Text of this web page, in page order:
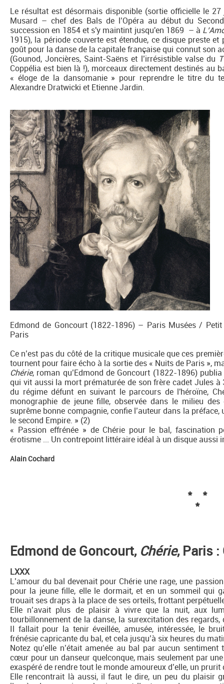
Le résultat est désormais disponible (sortie officielle le
Musard – chef des Bals de l’Opéra au début du
succession en 1854 et s'y maintint jusqu'en 1869 – à
1915), la période couverte est étendue, ce disque preste
goût pour la danse de la capitale française qui connut son
(Gounod, Joncières, Saint-Saëns et l’irrésistible valse du
Coppélia est bien là !), morceaux directement destinés au
« éloge de la dansomanie » pour reprendre le titre du
Alexandre Dratwicki et Etienne Jardin.
Edmond de Goncourt (1822-1896) – Paris Musées /
Paris
Ce n’est pas du côté de la critique musicale que ces
tournent pour faire écho à la sortie des « Nuits de Paris »,
Chérie, roman qu’Edmond de Goncourt (1822-1896)
qui vit aussi la mort prématurée de son frère cadet Jules
du régime défunt en suivant le parcours de l'héroïne,
monographie de jeune fille, observée dans le milieu
suprême bonne compagnie, confie l’auteur dans la
le second Empire. » (2)
« Passion effrénée » de Chérie pour le bal, fascination
érotisme ... Un contrepoint littéraire idéal à un disque aussi
Alain Cochard
* *
*
Edmond de Goncourt, Chérie, Paris
LXXX
L’amour du bal devenait pour Chérie une rage, une
pour la jeune fille, elle le dormait, et en un sommeil qui
trouait ses draps à la place de ses orteils, frottant
Elle n’avait plus de plaisir à vivre que la nuit, aux
tourbillonnement de la danse, la surexcitation des
Il fallait pour la tenir éveillée, amusée, intéressée, le
frénésie capricante du bal, et cela jusqu’à six heures du
Notez qu’elle n’était amenée au bal par aucun
cœur pour un danseur quelconque, mais seulement par
exaspéré de rendre tout le monde amoureux d’elle, un
Elle rencontrait là aussi, il faut le dire, un peu du plaisir